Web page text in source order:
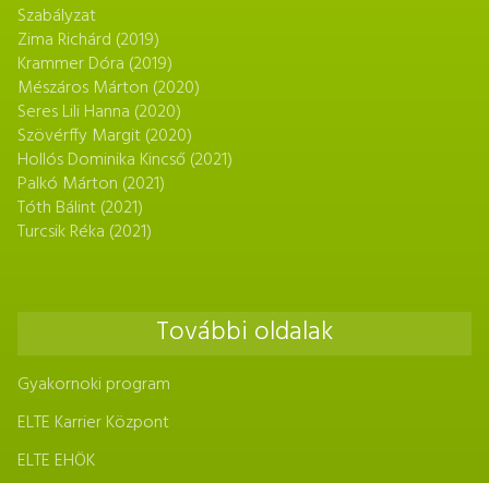
Szabályzat
Zima Richárd (2019)
Krammer Dóra (2019)
Mészáros Márton (2020)
Seres Lili Hanna (2020)
Szövérffy Margit (2020)
Hollós Dominika Kincső (2021)
Palkó Márton (2021)
Tóth Bálint (2021)
Turcsik Réka (2021)
További oldalak
Gyakornoki program
ELTE Karrier Központ
ELTE EHÖK